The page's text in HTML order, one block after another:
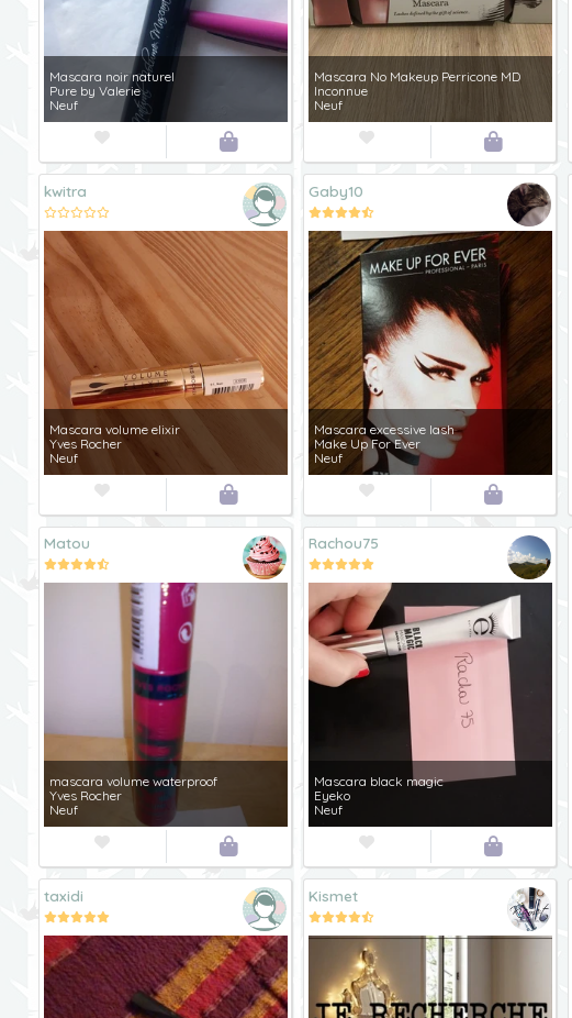
Mascara noir naturel
Pure by Valerie
Neuf


Mascara No Makeup Perricone MD
Inconnue
Neuf


kwitra
Mascara volume elixir
Yves Rocher
Neuf


Gaby10
Mascara excessive lash
Make Up For Ever
Neuf


Matou
mascara volume waterproof
Yves Rocher
Neuf


Rachou75
Mascara black magic
Eyeko
Neuf


taxidi Kismet